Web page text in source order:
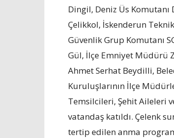
Dingil, Deniz Üs Komutanı
Çelikkol, İskenderun
Güvenlik Grup Komutanı
Gül, İlçe Emniyet Müdürü
Ahmet Serhat Beydilli,
Kuruluşlarının İlçe
Temsilcileri, Şehit Aileleri
vatandaş katıldı. Çelenk
tertip edilen anma